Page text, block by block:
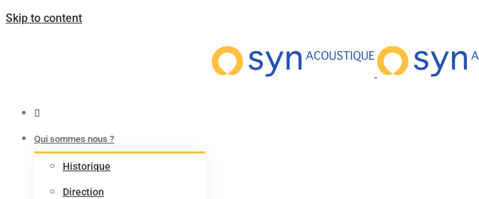
Skip to content
Qui sommes nous ?
Historique
Direction